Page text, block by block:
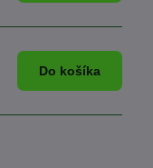
Do košíka